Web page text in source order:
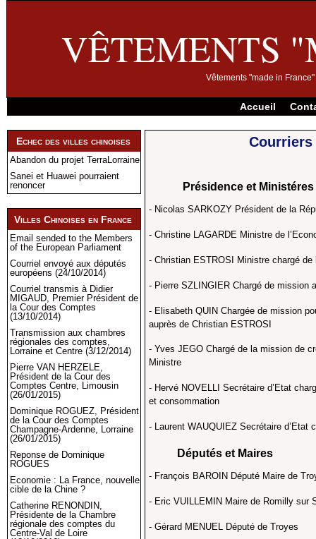
VÊTEMENTS
Vêtements "made in
Accueil
Echec des villes chinoises
Abandon du projet TerraLorraine
Sanei et Huawei pourraient
renoncer
Villes Chinoises en France
Email sended to the Members
of the European Parliament
Courriel envoyé aux députés
européens (24/10/2014)
Courriel transmis à Didier
MIGAUD, Premier Président de
la Cour des Comptes
(13/10/2014)
Transmission aux chambres
régionales des comptes,
Lorraine et Centre (3/12/2014)
Pierre VAN HERZELE,
Président de la Cour des
Comptes Centre, Limousin
(26/01/2015)
Dominique ROGUEZ, Président
de la Cour des Comptes
Champagne-Ardenne, Lorraine
(26/01/2015)
Reponse de Dominique
ROGUES
Economie : La France, nouvelle
cible de la Chine ?
Catherine RENONDIN,
Présidente de la Chambre
régionale des comptes du
Centre-Val de Loire
Présidence et
- Nicolas SARKOZY Président de la
- Christine LAGARDE Ministre de
- Christian ESTROSI Ministre chargé de
- Pierre SZLINGIER Chargé de mission
- Elisabeth QUIN Chargée de mission
auprès de Christian ESTROSI
- Yves JEGO Chargé de la mission de
Ministre
- Hervé NOVELLI Secrétaire d’Etat
et consommation
- Laurent WAUQUIEZ Secrétaire d’Etat
Députés et Maires
- François BAROIN Député Maire de
- Eric VUILLEMIN Maire de Romilly sur
- Gérard MENUEL Député de Troyes